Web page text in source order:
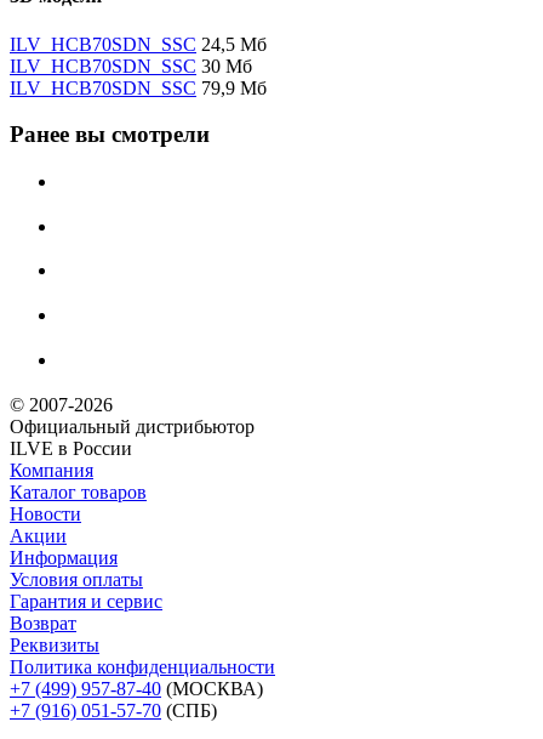
ILV_HCB70SDN_SSC 24,5 Мб
ILV_HCB70SDN_SSC 30 Мб
ILV_HCB70SDN_SSC 79,9 Мб
Ранее вы смотрели
© 2007-2026
Официальный дистрибьютoр
ILVE в России
Компания
Каталог товаров
Новости
Акции
Информация
Условия оплаты
Гарантия и сервис
Возврат
Реквизиты
Политика конфиденциальности
+7 (499) 957-87-40 (МОСКВА)
+7 (916) 051-57-70 (СПБ)